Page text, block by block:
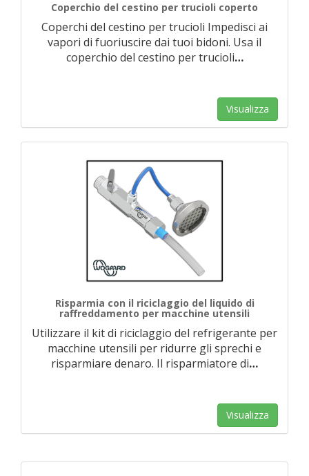
Coperchio del cestino per trucioli coperto
Coperchi del cestino per trucioli Impedisci ai
vapori di fuoriuscire dai tuoi bidoni. Usa il
coperchio del cestino per trucioli…
Visualizza
Risparmia con il riciclaggio del liquido di
raffreddamento per macchine utensili
Utilizzare il kit di riciclaggio del refrigerante per
macchine utensili per ridurre gli sprechi e
risparmiare denaro. Il risparmiatore di…
Visualizza